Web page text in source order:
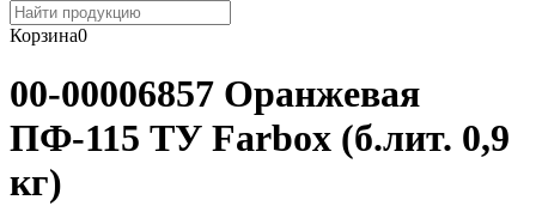
Корзина0
00-00006857 Оранжевая
ПФ-115 ТУ Farbox (б.лит. 0,9
кг)